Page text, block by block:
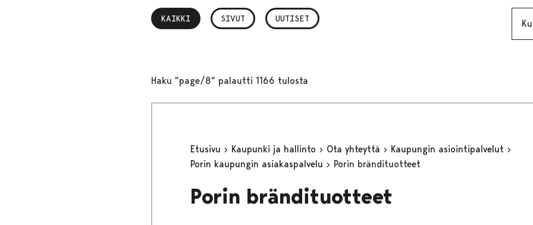
KAIKKI
, VALITTU SIVUT UUTISET
Haku "page/8" palautti 1166 tulosta
Etusivu Kaupunki ja hallinto Ota yhteyttä
Kaupungin asiointipalvelut
Porin kaupungin asiakaspalvelu
Porin brändituotteet
Porin brändituotteet